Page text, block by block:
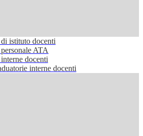
istituto docenti
ATA
docenti
interne docenti